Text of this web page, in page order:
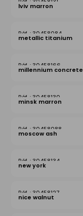
30458131
lviv marron
30458084
metallic titanium
30458166
millennium concrete
30458130
minsk marron
30458088
moscow ash
30458134
new york
30458127
nice walnut